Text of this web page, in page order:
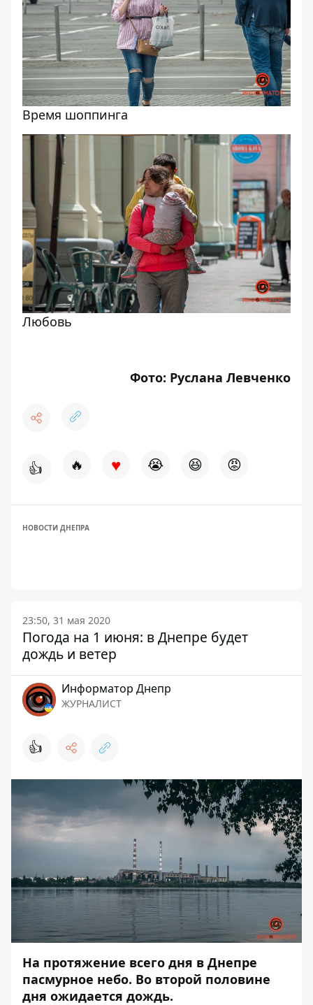
Время шоппинга
Любовь
Фото: Руслана Левченко
👍 🔥 ♥ 😭 😆 😡
НОВОСТИ ДНЕПРА
23:50, 31 мая 2020
Погода на 1 июня: в Днепре будет
дождь и ветер
Информатор Днепр
ЖУРНАЛИСТ
👍
На протяжение всего дня в Днепре
пасмурное небо. Во второй половине
дня ожидается дождь.